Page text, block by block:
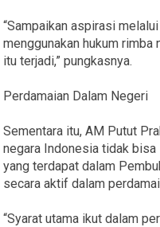
“Sampaikan aspirasi
menggunakan hukum rimba
itu terjadi,” pungkasnya.
Perdamaian Dalam Negeri
Sementara itu, AM Putut
negara Indonesia tidak
yang terdapat dalam
secara aktif dalam
“Syarat utama ikut dalam